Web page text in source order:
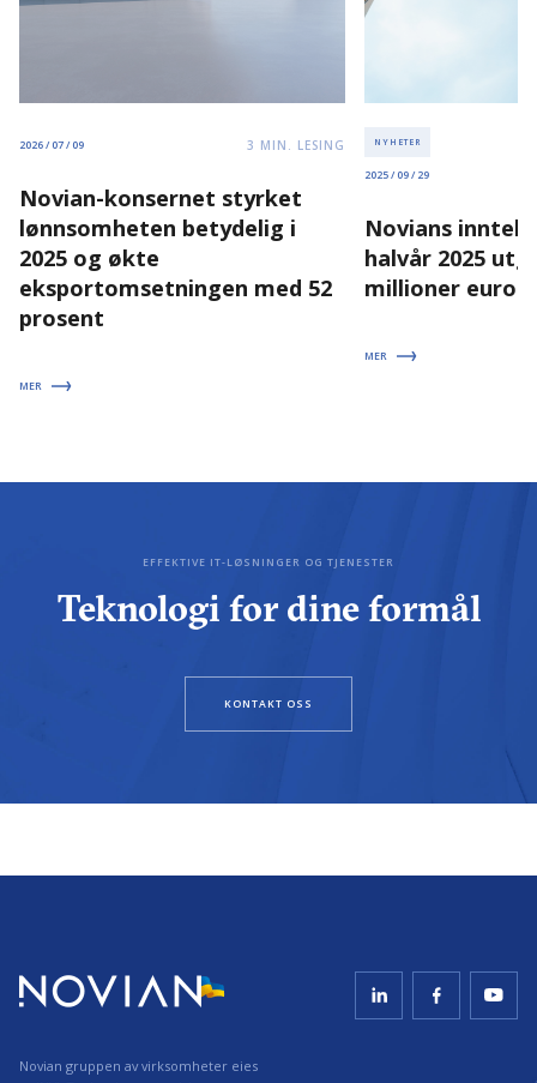
2026 / 07 / 09 3 MIN. LESING
Novian-konsernet styrket
lønnsomheten betydelig i
2025 og økte
eksportomsetningen med 52
prosent
MER
NYHETER
2025 / 09 / 29
Novians
halvår 2025
millioner euro
MER
EFFEKTIVE IT-LØSNINGER OG TJENESTER
Teknologi for dine formål
KONTAKT OSS
Novian gruppen av virksomheter eies